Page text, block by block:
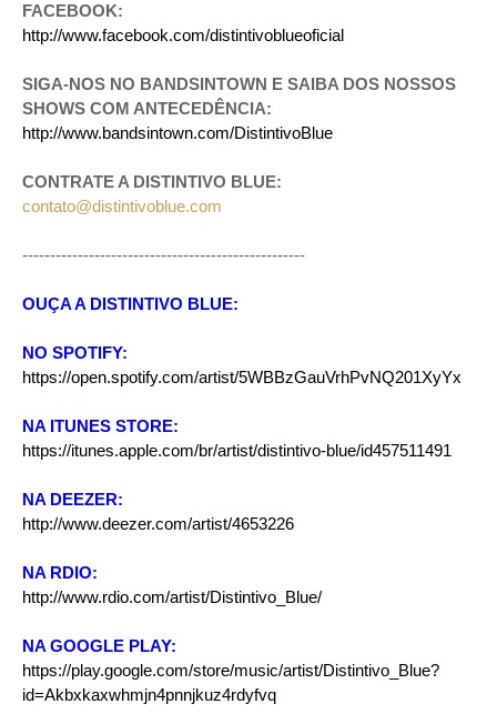
FACEBOOK:
http://www.facebook.com/distintivoblueoficial
SIGA-NOS NO BANDSINTOWN E SAIBA DOS NOSSOS
SHOWS COM ANTECEDÊNCIA:
http://www.bandsintown.com/DistintivoBlue
CONTRATE A DISTINTIVO BLUE:
contato@distintivoblue.com
---------------------------------------------------
OUÇA A DISTINTIVO BLUE:
NO SPOTIFY:
https://open.spotify.com/artist/5WBBzGauVrhPvNQ201XyYx
NA ITUNES STORE:
https://itunes.apple.com/br/artist/distintivo-blue/id457511491
NA DEEZER:
http://www.deezer.com/artist/4653226
NA RDIO:
http://www.rdio.com/artist/Distintivo_Blue/
NA GOOGLE PLAY:
https://play.google.com/store/music/artist/Distintivo_Blue?
id=Akbxkaxwhmjn4pnnjkuz4rdyfvq